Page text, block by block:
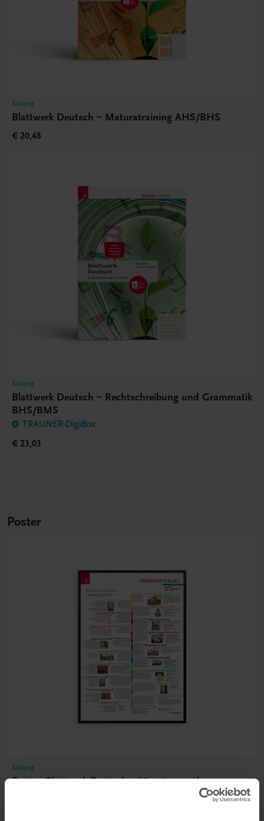
Bildung
Blattwerk Deutsch – Maturatraining AHS/BHS
€ 20,48
Bildung
Blattwerk Deutsch – Rechtschreibung und Grammatik
BHS/BMS
TRAUNER-DigiBox
€ 23,03
Poster
Bildung
Poster: Blattwerk Deutsch – Literaturepochen